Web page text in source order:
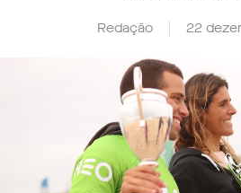
Redação 22